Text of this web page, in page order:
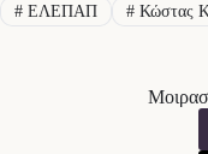
#ΕΛΕΠΑΠ #Κώστας